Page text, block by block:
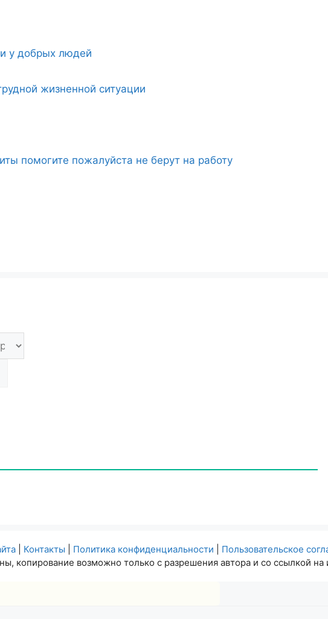
у добрых людей
жизненной ситуации
помогите пожалуйста не берут на работу
Контакты Политика конфиденциальности Пользовательское
копирование возможно только с разрешения автора и со ссылкой на